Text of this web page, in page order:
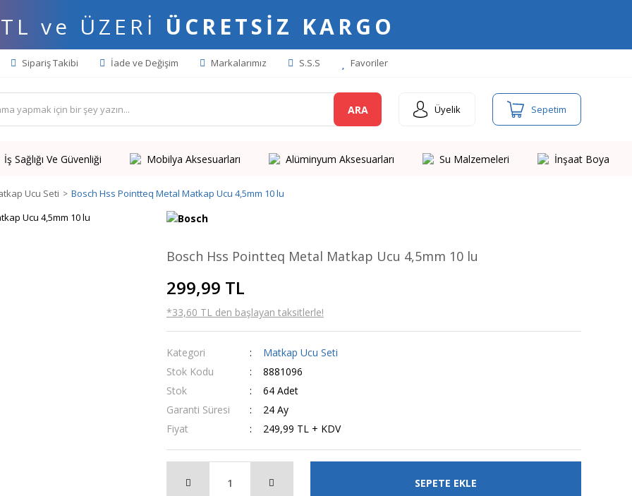
ve ÜZERİ ÜCRETSİZ KARGO
Sipariş Takibi İade ve Değişim Markalarımız S.S.S Favoriler
ARA Üyelik Sepetim
İş Sağlığı Ve Güvenliği Mobilya Aksesuarları Alüminyum Aksesuarları Su Malzemeleri İnşaat Boya
Ucu Seti Bosch Hss Pointteq Metal Matkap Ucu 4,5mm 10 lu
Bosch Hss Pointteq Metal Matkap Ucu 4,5mm 10 lu
299,99 TL
*33,60 TL den başlayan taksitlerle!
Kategori
Matkap Ucu Seti
Stok Kodu
8881096
Stok
64 Adet
Garanti Süresi
24 Ay
Fiyat
249,99 TL + KDV
SEPETE EKLE